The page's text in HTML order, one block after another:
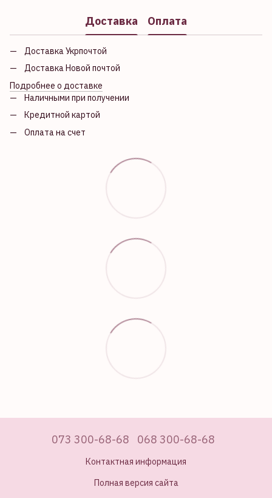
Доставка Оплата
Доставка Укрпочтой
Доставка Новой почтой
Подробнее о доставке
Наличными при получении
Кредитной картой
Оплата на счет
073 300-68-68 068 300-68-68
Контактная информация
Полная версия сайта